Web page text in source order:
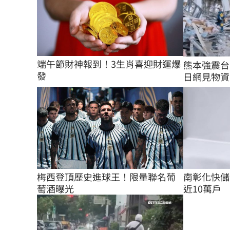
端午節財神報到！3生肖喜迎財運爆
發
熊本強震
日網見物
梅西登頂歷史進球王！限量聯名葡
萄酒曝光
南彰化快
近10萬戶